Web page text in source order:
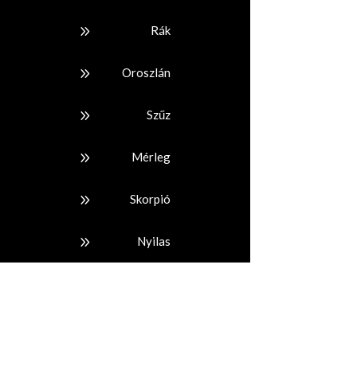
9 Rák
9 Oroszlán
9 Szűz
9 Mérleg
9 Skorpió
9 Nyilas